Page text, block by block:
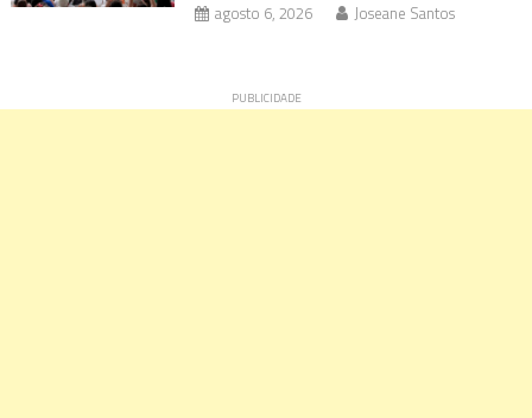
agosto 6, 2026 Joseane Santos